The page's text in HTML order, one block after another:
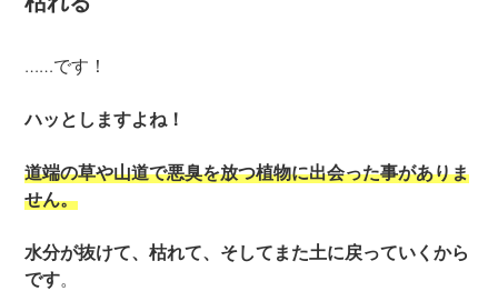
……です！
ハッとしますよね！
道端の草や山道で悪臭を放つ植物に出会った事がありま
せん。
水分が抜けて、枯れて、そしてまた土に戻っていくから
です。